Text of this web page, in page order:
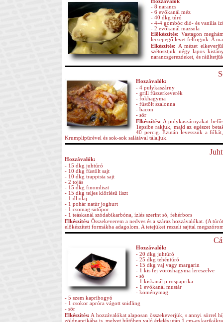
- 8 narancs
- 6 evőkanál méz
- 40 dkg túró
- 4-4 gombóc dió- és vanília
- 2 evőkanál mazsola
Előkészítés: Vastagon
lecsepegő levet felfogjuk. A
Elkészítés: A mézet
szétosztjuk négy lapos
narancsgerezdeket, és
Hozzávalók:
- 4 pulykaszárny
- grill fűszerkeverék
- fokhagyma
- füstölt szalonna
- bacon
- sör
Elkészítés: A pulykaszárnyakat
Tepsibe rakjuk, majd az egészet
40 percig. Ezután levesszük a
Krumplipürével és sok-sok salátával tálaljuk.
Hozzávalók:
- 15 dkg juhtúró
- 10 dkg füstölt sajt
- 10 dkg trappista sajt
- 2 tojás
- 15 dkg finomliszt
- 15 dkg teljes kiőrlésű liszt
- 1 dl olaj
- 1 pohár natúr joghurt
- 1 csomag sütőpor
- 1 teáskanál szódabikarbóna, ízlés szerint só, fehérbors
Elkészítés: Összekeverem a nedves és a száraz hozzávalókat. (A
előkészített formákba adagolom. A tetejüket reszelt sajttal
Hozzávalók:
- 20 dkg juhtúró
- 25 dkg tehéntúró
- 15 dkg vaj vagy margarin
- 1 kis fej vöröshagyma lereszelve
- só
- 1 kiskanál pirospaprika
- 1 evőkanál mustár
- köménymag
- 5 szem kapribogyó
- 1 csokor apróra vágott snidling
- sör
Elkészítés: A hozzávalókat alaposan összekeverjük, s annyi sörrel
zöldpaprikába is, melyet hűtőben való érlelés után 1 cm-es